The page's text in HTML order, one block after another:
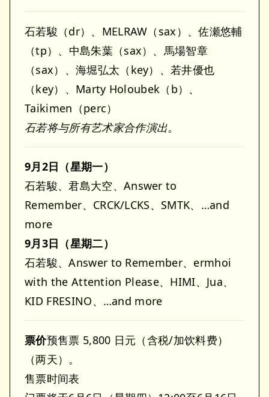
石若駿（dr）、MELRAW（sax）、佐瀬悠輔
（tp）、中島朱葉（sax）、馬場智章
（sax）、海堀弘太（key）、若井優也
（key）、Marty Holoubek（b）、
Taikimen（perc）
石若将与所有艺术家合作演出。
9月2日（星期一）
石若駿、君島大空、Answer to
Remember、CRCK/LCKS、SMTK、…and
more
9月3日（星期二）
石若駿、Answer to Remember、ermhoi
with the Attention Please、HIMI、Jua、
KID FRESINO、…and more
票价预售票 5,800 日元（含税/加饮料费）
（两天）。
售票时间表